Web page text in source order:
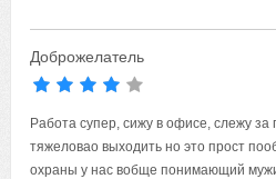
Доброжелатель
Работа супер, сижу в офисе, слежу
тяжеловао выходить но это прост
охраны у нас вобще понимающий